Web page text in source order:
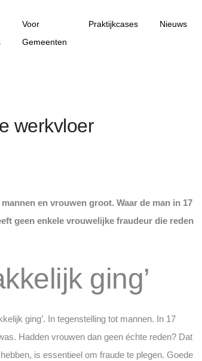
Voor
Gemeenten
Praktijkcases Nieuws
werkvloer
en vrouwen groot. Waar de man in 17
geen enkele vrouwelijke fraudeur die reden
ging’
ging’. In tegenstelling tot mannen. In 17
Hadden vrouwen dan geen échte reden? Dat
is essentieel om fraude te plegen. Goede